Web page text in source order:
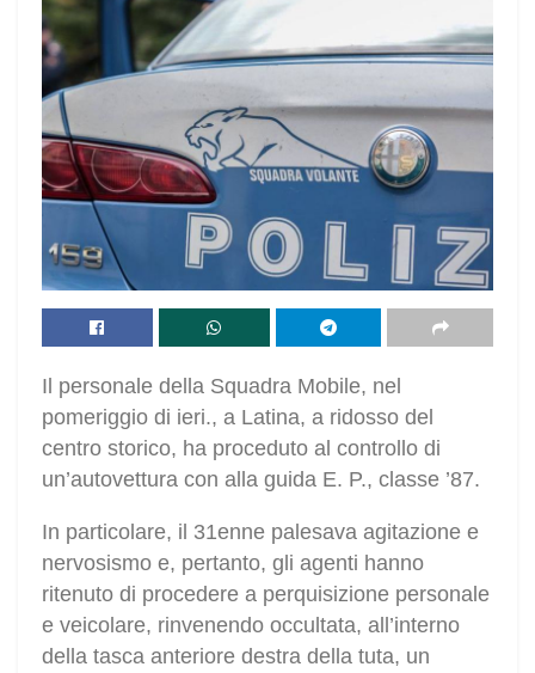
Il personale della Squadra Mobile, nel
pomeriggio di ieri., a Latina, a ridosso del
centro storico, ha proceduto al controllo di
un’autovettura con alla guida E. P., classe ’87.
In particolare, il 31enne palesava agitazione e
nervosismo e, pertanto, gli agenti hanno
ritenuto di procedere a perquisizione personale
e veicolare, rinvenendo occultata, all’interno
della tasca anteriore destra della tuta, un